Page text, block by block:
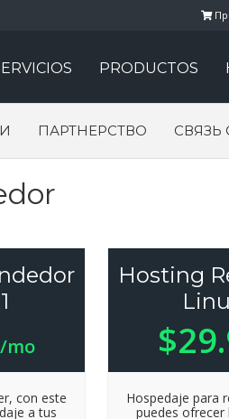
PRODUCTOS
ПАРТНЕРСТВО СВЯЗЬ
/mo
con este
a tus
Hosting
Hospedaje para
puedes ofrecer